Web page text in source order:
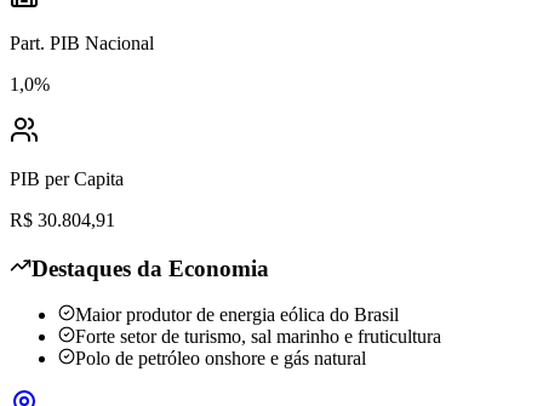
Part. PIB Nacional
1,0%
PIB per Capita
R$ 30.804,91
Destaques da Economia
Maior produtor de energia eólica do Brasil
Forte setor de turismo, sal marinho e fruticultura
Polo de petróleo onshore e gás natural